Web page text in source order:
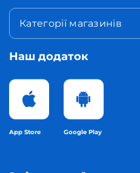
Категорії магазинів
Наш додаток
App Store Google Play